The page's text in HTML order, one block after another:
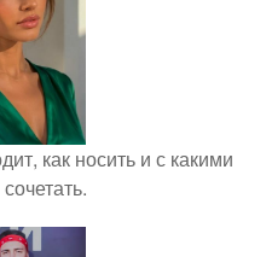
как носить и с какими